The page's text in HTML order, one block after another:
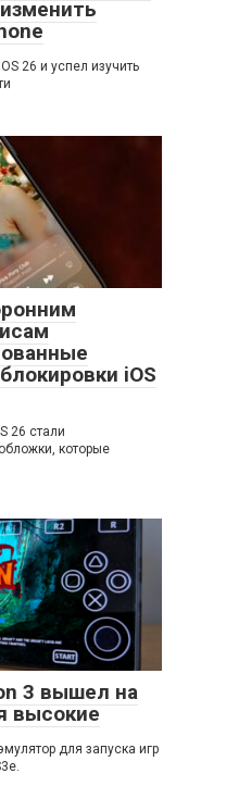
26 и успел изучить
iOS
26 стали
которые
3 вышел на
высокие
для запуска игр